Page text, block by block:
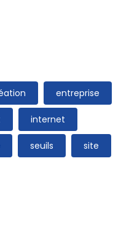
entreprise
internet
seuils site